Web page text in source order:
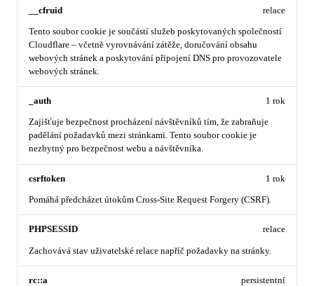
__cfruid
Tento soubor cookie je součástí služeb poskytovaných společností
Cloudflare – včetně vyrovnávání zátěže, doručování obsahu
webových stránek a poskytování připojení DNS pro provozovatele
webových stránek.
relace
_auth
Zajišťuje bezpečnost procházení návštěvníků tím, že zabraňuje
padělání požadavků mezi stránkami. Tento soubor cookie je
nezbytný pro bezpečnost webu a návštěvníka.
1 rok
csrftoken
Pomáhá předcházet útokům Cross-Site Request Forgery (CSRF).
1 rok
PHPSESSID
Zachovává stav uživatelské relace napříč požadavky na stránky.
relace
rc::a persistentní